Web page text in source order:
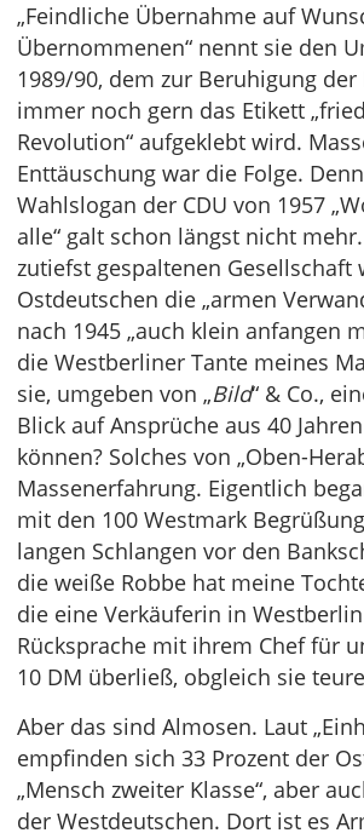
„Feindliche Übernahme auf
Übernommenen“ nennt sie den
1989/90, dem zur Beruhigung
immer noch gern das Etikett
Revolution“ aufgeklebt wird.
Enttäuschung war die Folge.
Wahlslogan der CDU von 1957
alle“ galt schon längst nicht
zutiefst gespaltenen Gesellschaft
Ostdeutschen die „armen
nach 1945 „auch klein anfangen
die Westberliner Tante meines
sie, umgeben von „Bild“ & Co.,
Blick auf Ansprüche aus 40
können? Solches von „Oben-
Massenerfahrung. Eigentlich
mit den 100 Westmark
langen Schlangen vor den
die weiße Robbe hat meine
die eine Verkäuferin in
Rücksprache mit ihrem Chef für
10 DM überließ, obgleich sie
Aber das sind Almosen. Laut
empfinden sich 33 Prozent der
„Mensch zweiter Klasse“, aber
der Westdeutschen. Dort ist es